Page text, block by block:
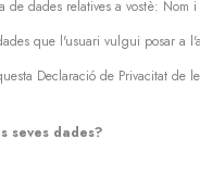
de dades relatives a vostè: Nom
que l'usuari vulgui posar a
Declaració de Privacitat de
seves dades?